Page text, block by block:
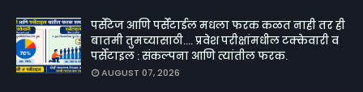
पर्सेंटेज आणि पर्सेंटाईल मधला फरक कळत नाही तर ही
बातमी तुमच्यासाठी.... प्रवेश परीक्षांमधील टक्केवारी व
पर्सेटाइल : संकल्पना आणि त्यांतील फरक.
AUGUST 07, 2026